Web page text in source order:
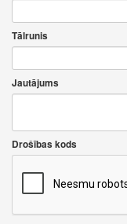
Tālrunis
Jautājums
Drošības kods